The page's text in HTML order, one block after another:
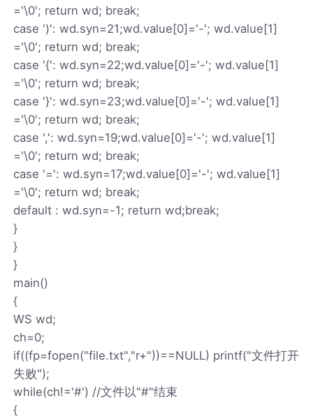
='\0'; return wd; break;
case ')': wd.syn=21;wd.value[0]='-'; wd.value[1]
='\0'; return wd; break;
case '{': wd.syn=22;wd.value[0]='-'; wd.value[1]
='\0'; return wd; break;
case '}': wd.syn=23;wd.value[0]='-'; wd.value[1]
='\0'; return wd; break;
case ',': wd.syn=19;wd.value[0]='-'; wd.value[1]
='\0'; return wd; break;
case '=': wd.syn=17;wd.value[0]='-'; wd.value[1]
='\0'; return wd; break;
default : wd.syn=-1; return wd;break;
}
}
}
main()
{
WS wd;
ch=0;
if((fp=fopen("file.txt","r+"))==NULL) printf("文件打开
失败");
while(ch!='#') //文件以"#"结束
{